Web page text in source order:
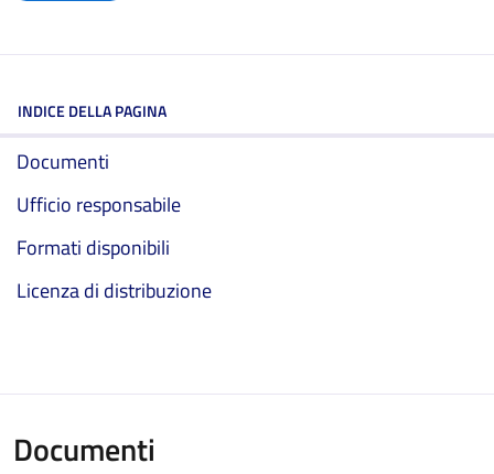
INDICE DELLA PAGINA
Documenti
Ufficio responsabile
Formati disponibili
Licenza di distribuzione
Documenti